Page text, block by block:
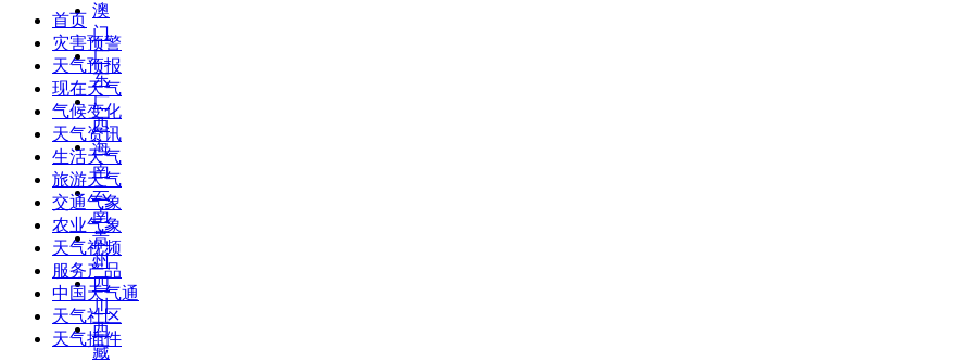
澳
门
广
东
广
西
海
南
云
南
贵
州
四
川
西
藏
首页
灾害预警
天气预报
现在天气
气候变化
天气资讯
生活天气
旅游天气
交通气象
农业气象
天气视频
服务产品
中国天气通
天气社区
天气插件